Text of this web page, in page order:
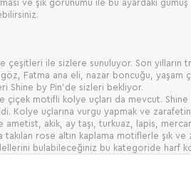
ve şık görünümü ile bu ayardaki
çeşitleri ile sizlere sunuluyor. Son
göz, Fatma ana eli, nazar boncuğu,
Shine by Pin’de sizleri bekliyor.
motifli kolye uçları da mevcut.
Kolye uçlarına vurgu yapmak ve
ametist, akik, ay taşı, turkuaz, lapis,
takılan rose altın kaplama motiflerle şık
bulabileceğiniz bu kategoride harf